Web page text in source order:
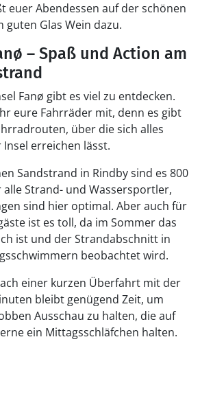
euer Abendessen auf der schönen
guten Glas Wein dazu.
– Spaß und Action am
Fanø gibt es viel zu entdecken.
eure Fahrräder mit, denn es gibt
über die sich alles
erreichen lässt.
Sandstrand in Rindby sind es 800
alle Strand- und Wassersportler,
sind hier optimal. Aber auch für
ist es toll, da im Sommer das
ist und der Strandabschnitt in
beobachtet wird.
einer kurzen Überfahrt mit der
bleibt genügend Zeit, um
Ausschau zu halten, die auf
ein Mittagsschläfchen halten.